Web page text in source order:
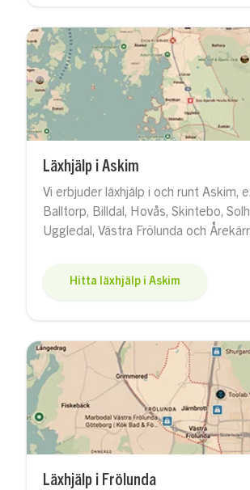
Läxhjälp i Askim
Vi erbjuder läxhjälp i och runt Askim,
Balltorp, Billdal, Hovås, Skintebo,
Uggledal, Västra Frölunda och Årekärr.
Hitta läxhjälp i Askim
Läxhjälp i Frölunda